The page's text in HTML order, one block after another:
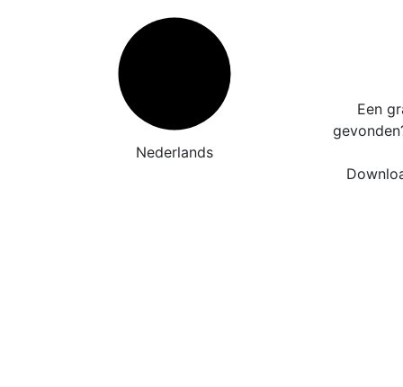
Nederlands
Een